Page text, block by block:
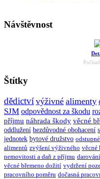
Návštěvnost
Štítky
dědictví výživné alimenty
SJM odpovědnost za škodu
příjmu náhrada škody věcné
oddlužení bezdůvodné obohacení
jednotek bytové družstvo odstupné
alimentů zvýšení výživného věcné
nemovitosti a daň z příjmu
věcné břemeno dožití vydržení
pracovního poměru dočasná